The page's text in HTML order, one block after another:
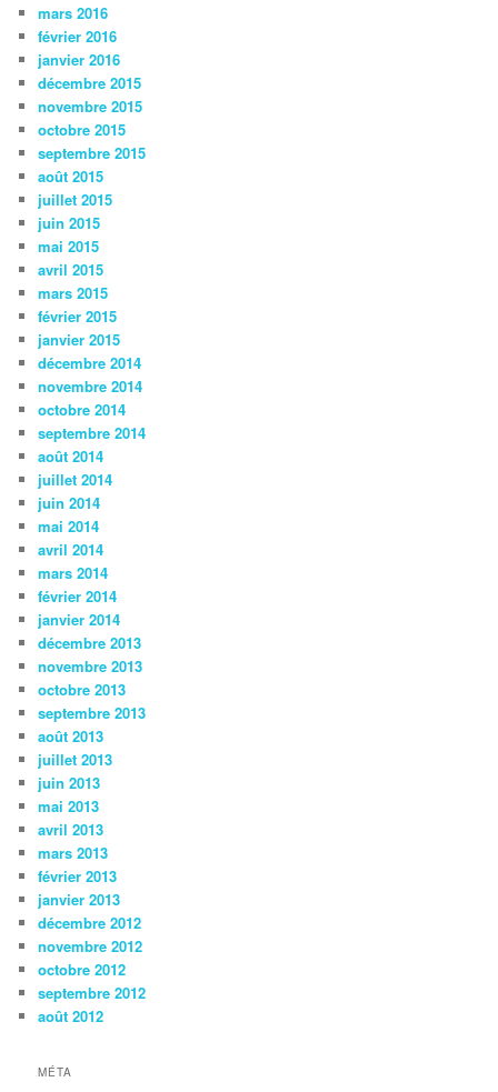
mars 2016
février 2016
janvier 2016
décembre 2015
novembre 2015
octobre 2015
septembre 2015
août 2015
juillet 2015
juin 2015
mai 2015
avril 2015
mars 2015
février 2015
janvier 2015
décembre 2014
novembre 2014
octobre 2014
septembre 2014
août 2014
juillet 2014
juin 2014
mai 2014
avril 2014
mars 2014
février 2014
janvier 2014
décembre 2013
novembre 2013
octobre 2013
septembre 2013
août 2013
juillet 2013
juin 2013
mai 2013
avril 2013
mars 2013
février 2013
janvier 2013
décembre 2012
novembre 2012
octobre 2012
septembre 2012
août 2012
MÉTA